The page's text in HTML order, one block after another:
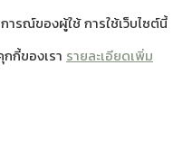
ารณ์ของผู้ใช้ การใช้เว็บไซต์นี้
กกี้ของเรา รายละเอียดเพิ่ม